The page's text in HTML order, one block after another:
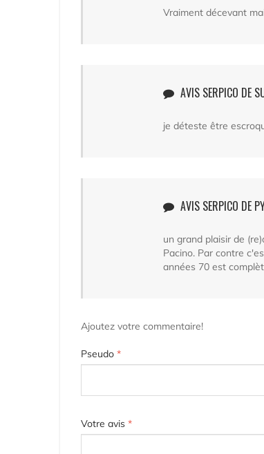
Vraiment décevant
AVIS SERPICO DE
je déteste être
AVIS SERPICO DE
un grand plaisir de
Pacino. Par contre
années 70 est
Ajoutez votre commentaire!
Pseudo *
Votre avis *